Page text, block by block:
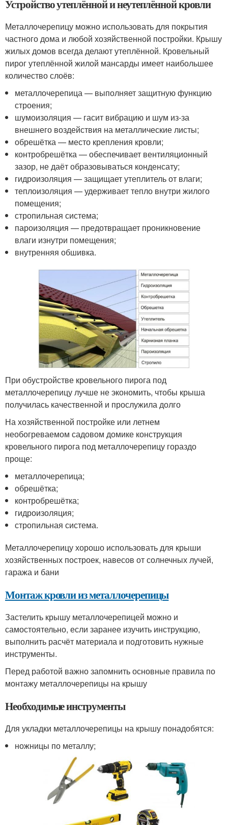
Устройство утеплённой и неутеплённой кровли
Металлочерепицу можно использовать для покрытия
частного дома и любой хозяйственной постройки. Крышу
жилых домов всегда делают утеплённой. Кровельный
пирог утеплённой жилой мансарды имеет наибольшее
количество слоёв:
металлочерепица — выполняет защитную функцию
строения;
шумоизоляция — гасит вибрацию и шум из-за
внешнего воздействия на металлические листы;
обрешётка — место крепления кровли;
контробрешётка — обеспечивает вентиляционный
зазор, не даёт образовываться конденсату;
гидроизоляция — защищает утеплитель от влаги;
теплоизоляция — удерживает тепло внутри жилого
помещения;
стропильная система;
пароизоляция — предотвращает проникновение
влаги изнутри помещения;
внутренняя обшивка.
При обустройстве кровельного пирога под
металлочерепицу лучше не экономить, чтобы крыша
получилась качественной и прослужила долго
На хозяйственной постройке или летнем
необогреваемом садовом домике конструкция
кровельного пирога под металлочерепицу гораздо
проще:
металлочерепица;
обрешётка;
контробрешётка;
гидроизоляция;
стропильная система.
Металлочерепицу хорошо использовать для крыши
хозяйственных построек, навесов от солнечных лучей,
гаража и бани
Монтаж кровли из металлочерепицы
Застелить крышу металлочерепицей можно и
самостоятельно, если заранее изучить инструкцию,
выполнить расчёт материала и подготовить нужные
инструменты.
Перед работой важно запомнить основные правила по
монтажу металлочерепицы на крышу
Необходимые инструменты
Для укладки металлочерепицы на крышу понадобятся:
ножницы по металлу;